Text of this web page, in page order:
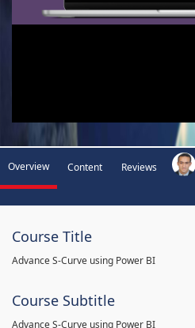
Overview Content Reviews
Course Title
Advance S-Curve using Power BI
Course Subtitle
Advance S-Curve using Power BI